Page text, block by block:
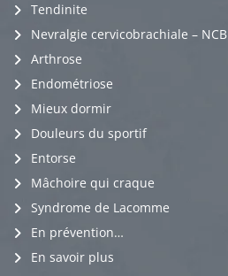
Tendinite
Nevralgie cervicobrachiale – NCB
Arthrose
Endométriose
Mieux dormir
Douleurs du sportif
Entorse
Mâchoire qui craque
Syndrome de Lacomme
En prévention…
En savoir plus